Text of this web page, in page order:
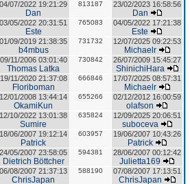
04/07/2022 19:21:29
Dan
813187 23/02/2023 16:58:56
Dan
03/05/2022 20:31:51
Este
765083 04/05/2022 17:21:38
Este
01/09/2019 21:38:35
b4mbus
731732 12/07/2025 09:22:53
Michaelr
09/11/2006 03:01:40
Thomas Latka
730842 26/07/2009 15:45:27
ShinichiHara
19/11/2020 21:37:08
Floriboman
666846 17/07/2025 08:57:31
Michaelr
12/01/2008 13:44:14
OkamiKun
655266 02/12/2012 16:00:59
olafson
12/10/2022 13:01:38
Sumire
635824 12/09/2025 20:06:51
suboceva
18/06/2007 19:12:14
Patrick
603957 19/06/2007 10:43:26
Patrick
24/05/2007 23:58:05
Dietrich Böttcher
594381 28/06/2007 00:12:42
Julietta169
06/08/2007 21:37:13
ChrisJapan
588190 07/08/2007 17:13:51
ChrisJapan